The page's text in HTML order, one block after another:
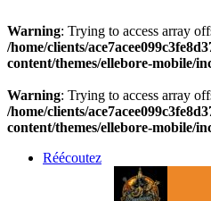
Warning: Trying to access array
/home/clients/
content/themes/ellebore-mobile/
Warning: Trying to access array
/home/clients/
content/themes/ellebore-mobile/
Réécoutez